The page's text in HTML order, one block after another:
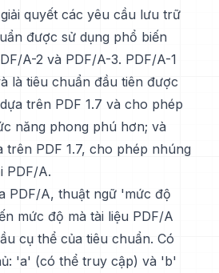
quyết các yêu cầu lưu trữ
được sử dụng phổ biến
A-2 và PDF/A-3. PDF/A-1
là tiêu chuẩn đầu tiên được
trên PDF 1.7 và cho phép
năng phong phú hơn; và
trên PDF 1.7, cho phép nhúng
PDF/A.
PDF/A, thuật ngữ 'mức độ
mức độ mà tài liệu PDF/A
cụ thể của tiêu chuẩn. Có
'a' (có thể truy cập) và 'b'